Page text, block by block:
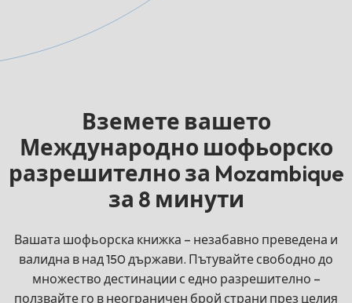
Вземете вашето
Международно шофьорско
разрешително за Mozambique
за 8 минути
Вашата шофьорска книжка – незабавно преведена и
валидна в над 150 държави. Пътувайте свободно до
множество дестинации с едно разрешително –
ползвайте го в неограничен брой страни през целия